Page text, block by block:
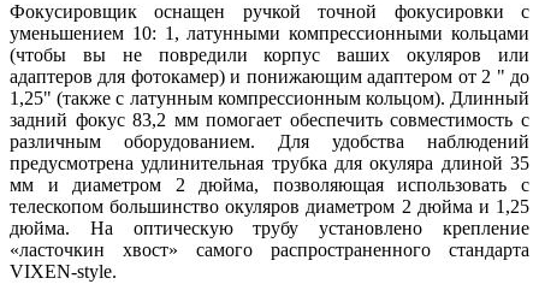
Фокусировщик оснащен ручкой точной фокусировки с
уменьшением 10: 1, латунными компрессионными кольцами
(чтобы вы не повредили корпус ваших окуляров или
адаптеров для фотокамер) и понижающим адаптером от 2 " до
1,25" (также с латунным компрессионным кольцом). Длинный
задний фокус 83,2 мм помогает обеспечить совместимость с
различным оборудованием. Для удобства наблюдений
предусмотрена удлинительная трубка для окуляра длиной 35
мм и диаметром 2 дюйма, позволяющая использовать с
телескопом большинство окуляров диаметром 2 дюйма и 1,25
дюйма. На оптическую трубу установлено крепление
«ласточкин хвост» самого распространенного стандарта
VIXEN-style.